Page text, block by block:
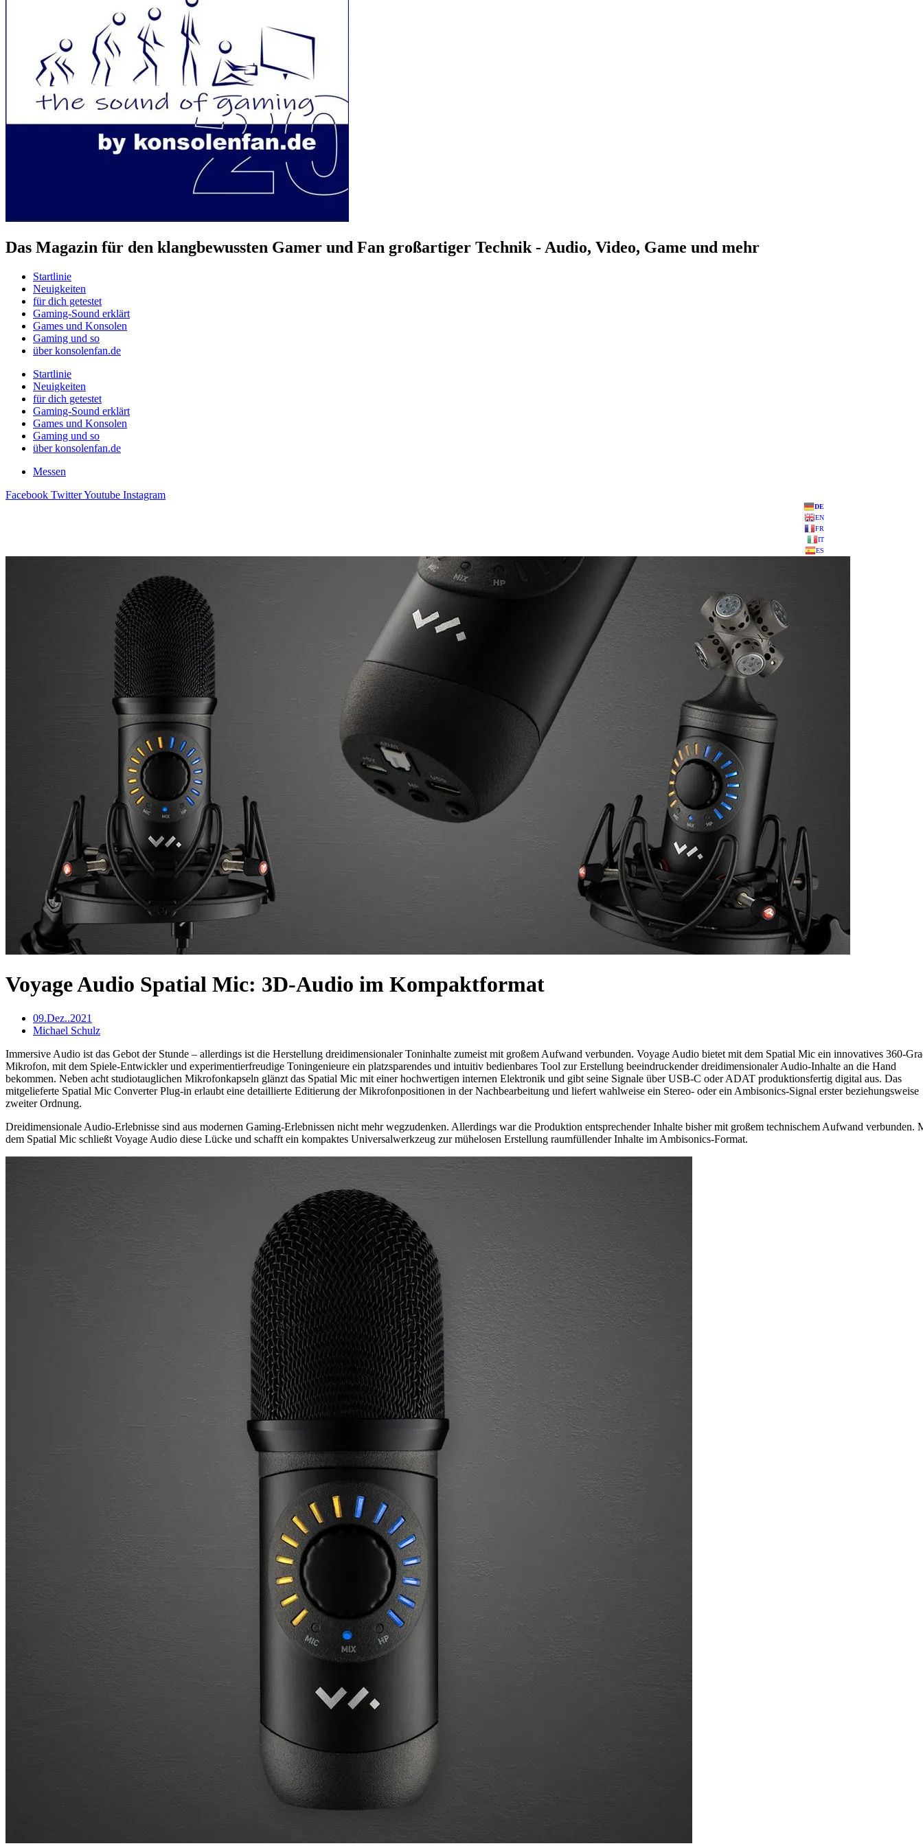
Das Magazin für den klangbewussten Gamer und Fan großartiger Technik - Audio, Video, Game und mehr
Startlinie
Neuigkeiten
für dich getestet
Gaming-Sound erklärt
Games und Konsolen
Gaming und so
über konsolenfan.de
Startlinie
Neuigkeiten
für dich getestet
Gaming-Sound erklärt
Games und Konsolen
Gaming und so
über konsolenfan.de
Messen
Facebook TwitterYoutube Instagram
DE
EN
FR
IT
ES
Voyage Audio Spatial Mic: 3D-Audio im Kompaktformat
09.Dez..2021
Michael Schulz
Immersive Audio ist das Gebot der Stunde – allerdings ist die Herstellung dreidimensionaler Toninhalte zumeist mit großem Aufwand verbunden. Voyage Audio bietet mit dem Spatial Mic ein innovatives 360-
Mikrofon, mit dem Spiele-Entwickler und experimentierfreudige Toningenieure ein platzsparendes und intuitiv bedienbares Tool zur Erstellung beeindruckender dreidimensionaler Audio-Inhalte an die Hand
bekommen. Neben acht studiotauglichen Mikrofonkapseln glänzt das Spatial Mic mit einer hochwertigen internen Elektronik und gibt seine Signale über USB-C oder ADAT produktionsfertig digital aus. Das
mitgelieferte Spatial Mic Converter Plug-in erlaubt eine detaillierte Editierung der Mikrofonpositionen in der Nachbearbeitung und liefert wahlweise ein Stereo- oder ein Ambisonics-Signal erster beziehungsweise
zweiter Ordnung.
Dreidimensionale Audio-Erlebnisse sind aus modernen Gaming-Erlebnissen nicht mehr wegzudenken. Allerdings war die Produktion entsprechender Inhalte bisher mit großem technischem Aufwand verbunden.
dem Spatial Mic schließt Voyage Audio diese Lücke und schafft ein kompaktes Universalwerkzeug zur mühelosen Erstellung raumfüllender Inhalte im Ambisonics-Format.